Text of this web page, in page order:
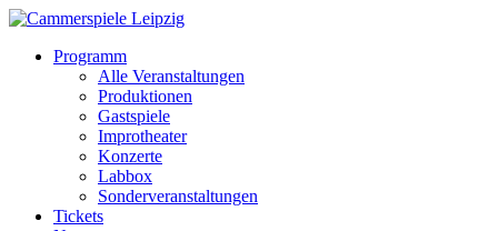
Programm
Alle Veranstaltungen
Produktionen
Gastspiele
Improtheater
Konzerte
Labbox
Sonderveranstaltungen
Tickets